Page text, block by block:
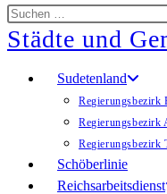
Diese
Website
durchsuchen
Städte und
Sudetenland
Regierungsbezirk
Regierungsbezirk
Regierungsbezirk
Schöberlinie
Reichsarbeitsdienst